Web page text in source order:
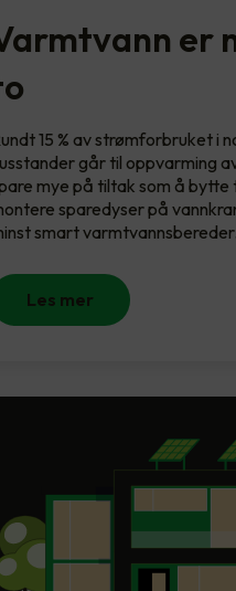
er
15 % av strømforbruket i
går til oppvarming
mye på tiltak som å bytte
sparedyser på
smart varmtvannsbereder.
Les mer